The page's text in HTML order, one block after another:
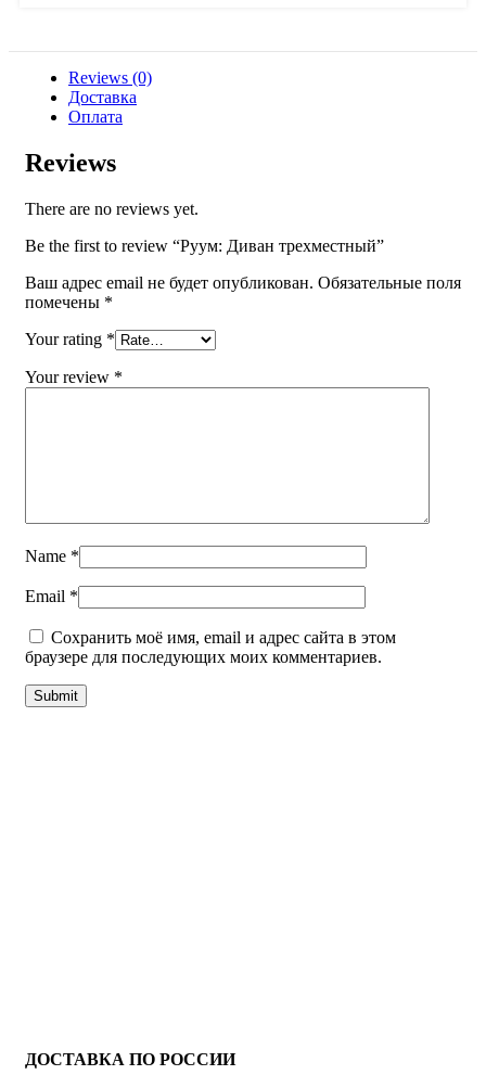
Reviews (0)
Доставка
Оплата
Reviews
There are no reviews yet.
Be the first to review “Руум: Диван трехместный”
Ваш адрес email не будет опубликован. Обязательные поля
помечены *
Your rating *
Your review *
Name *
Email *
Сохранить моё имя, email и адрес сайта в этом
браузере для последующих моих комментариев.
ДОСТАВКА ПО РОССИИ